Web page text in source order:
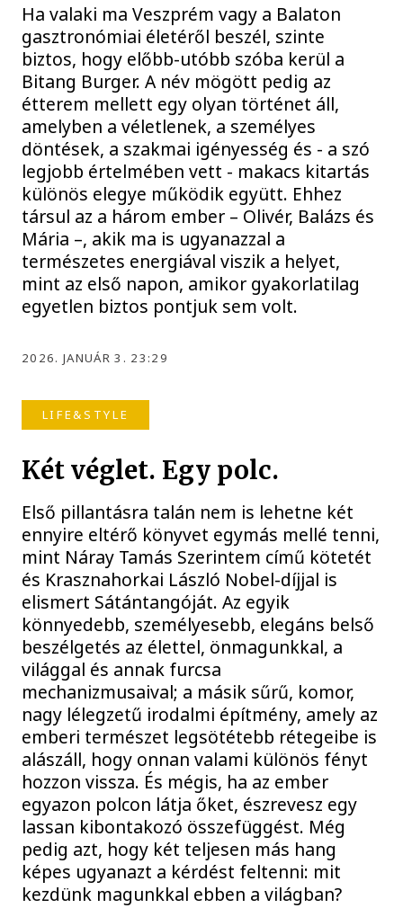
Ha valaki ma Veszprém vagy a Balaton
gasztronómiai életéről beszél, szinte
biztos, hogy előbb-utóbb szóba kerül a
Bitang Burger. A név mögött pedig az
étterem mellett egy olyan történet áll,
amelyben a véletlenek, a személyes
döntések, a szakmai igényesség és - a szó
legjobb értelmében vett - makacs kitartás
különös elegye működik együtt. Ehhez
társul az a három ember – Olivér, Balázs és
Mária –, akik ma is ugyanazzal a
természetes energiával viszik a helyet,
mint az első napon, amikor gyakorlatilag
egyetlen biztos pontjuk sem volt.
2026. JANUÁR 3. 23:29
LIFE&STYLE
Két véglet. Egy polc.
Első pillantásra talán nem is lehetne két
ennyire eltérő könyvet egymás mellé tenni,
mint Náray Tamás Szerintem című kötetét
és Krasznahorkai László Nobel-díjjal is
elismert Sátántangóját. Az egyik
könnyedebb, személyesebb, elegáns belső
beszélgetés az élettel, önmagunkkal, a
világgal és annak furcsa
mechanizmusaival; a másik sűrű, komor,
nagy lélegzetű irodalmi építmény, amely az
emberi természet legsötétebb rétegeibe is
alászáll, hogy onnan valami különös fényt
hozzon vissza. És mégis, ha az ember
egyazon polcon látja őket, észrevesz egy
lassan kibontakozó összefüggést. Még
pedig azt, hogy két teljesen más hang
képes ugyanazt a kérdést feltenni: mit
kezdünk magunkkal ebben a világban?